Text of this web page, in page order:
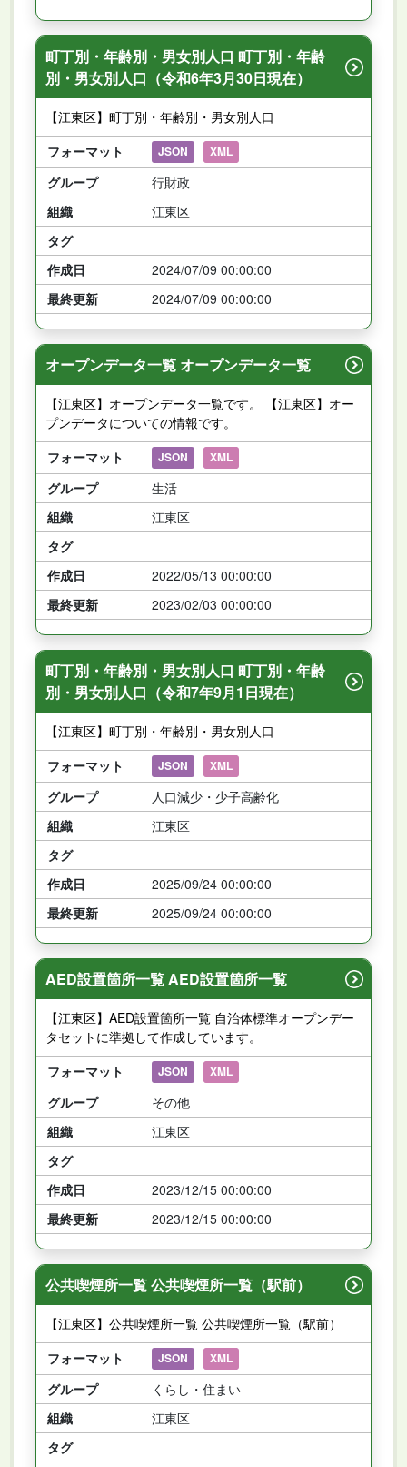
町丁別・年齢別・男女別人口 町丁別・年齢
別・男女別人口（令和6年3月30日現在）
【江東区】町丁別・年齢別・男女別人口
フォーマット
JSON XML
グループ
行財政
組織
江東区
タグ
作成日
2024/07/09 00:00:00
最終更新
2024/07/09 00:00:00
オープンデータ一覧 オープンデータ一覧
【江東区】オープンデータ一覧です。 【江東区】オー
プンデータについての情報です。
フォーマット
JSON XML
グループ
生活
組織
江東区
タグ
作成日
2022/05/13 00:00:00
最終更新
2023/02/03 00:00:00
町丁別・年齢別・男女別人口 町丁別・年齢
別・男女別人口（令和7年9月1日現在）
【江東区】町丁別・年齢別・男女別人口
フォーマット
JSON XML
グループ
人口減少・少子高齢化
組織
江東区
タグ
作成日
2025/09/24 00:00:00
最終更新
2025/09/24 00:00:00
AED設置箇所一覧 AED設置箇所一覧
【江東区】AED設置箇所一覧 自治体標準オープンデー
タセットに準拠して作成しています。
フォーマット
JSON XML
グループ
その他
組織
江東区
タグ
作成日
2023/12/15 00:00:00
最終更新
2023/12/15 00:00:00
公共喫煙所一覧 公共喫煙所一覧（駅前）
【江東区】公共喫煙所一覧 公共喫煙所一覧（駅前）
フォーマット
JSON XML
グループ
くらし・住まい
組織
江東区
タグ